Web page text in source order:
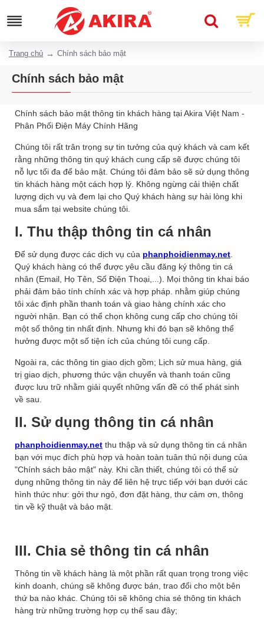
Trang chủ Chính sách bảo mật
Chính sách bảo mật
Chính sách bảo mật thông tin khách hàng tại Akira Việt Nam -
Phân Phối Điện Máy Chính Hãng
Chúng tôi rất trân trọng sự tin tưởng của quý khách và cam kết
rằng những thông tin quý khách cung cấp sẽ được chúng tôi
nỗ lực tối đa để bảo mật. Chúng tôi đảm bảo sẽ sử dụng thông
tin khách hàng một cách hợp lý. Không ngừng cải thiện chất
lượng dịch vụ và đem lại cho Quý khách hàng sự hài lòng khi
mua sắm tại website chúng tôi.
I. Thu thập thông tin cá nhân
Để sử dụng được các dịch vụ của phanphoidienmay.net
Quý khách hàng có thể được yêu cầu đăng ký thông tin cá
nhân (Email, Họ Tên, Số Điện Thoại,...). Mọi thông tin khai báo
phải đảm bảo tính chính xác và hợp pháp. nhằm giúp chúng
tôi xác định phần thanh toán và giao hàng chính xác cho
người nhận. Bạn có thể chọn không cung cấp cho chúng tôi
một số thông tin nhất định. Nhưng khi đó bạn sẽ không thể
hưởng được một số tiện ích của chúng tôi cung cấp.
Ngoài ra, các thông tin giao dịch gồm; Lịch sử mua hàng, giá
trị giao dịch, phương thức vận chuyển và thanh toán cũng
được lưu trữ nhằm giải quyết những vấn đề có thể phát sinh
về sau.
II. Sử dụng thông tin cá nhân
phanphoidienmay.net thu thập và sử dụng thông tin cá nhân
bạn với mục đích phù hợp và hoàn toàn tuân thủ nội dung của
"Chính sách bảo mật" này. Khi cần thiết, chúng tôi có thể sử
dụng những thông tin này để liên hệ trực tiếp với bạn dưới các
hình thức như: gởi thư ngỏ, đơn đặt hàng, thư cảm ơn, thông
tin về kỹ thuật và bảo mật.
III. Chia sẻ thông tin cá nhân
Thông tin về khách hàng là một phần rất quan trọng trong việc
kinh doanh, chúng sẽ không được bán, trao đổi cho một bên
thứ ba nào khác. Chúng tôi sẽ không chia sẻ thông tin khách
hàng trừ những trường hợp cụ thể sau đây;